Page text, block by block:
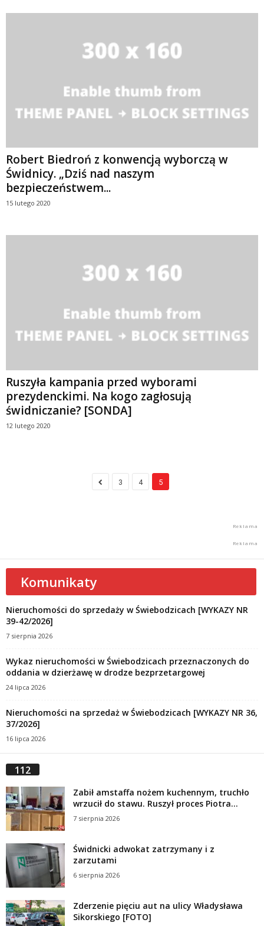
Robert Biedroń z konwencją wyborczą w
Świdnicy. „Dziś nad naszym
bezpieczeństwem...
15 lutego 2020
Ruszyła kampania przed wyborami
prezydenckimi. Na kogo zagłosują
świdniczanie? [SONDA]
12 lutego 2020
3 4 5
Komunikaty
Nieruchomości do sprzedaży w Świebodzicach [WYKAZY NR
39-42/2026]
7 sierpnia 2026
Wykaz nieruchomości w Świebodzicach przeznaczonych do
oddania w dzierżawę w drodze bezprzetargowej
24 lipca 2026
Nieruchomości na sprzedaż w Świebodzicach [WYKAZY NR 36,
37/2026]
16 lipca 2026
112
Zabił amstaffa nożem kuchennym, truchło
wrzucił do stawu. Ruszył proces Piotra...
7 sierpnia 2026
Świdnicki adwokat zatrzymany i z
zarzutami
6 sierpnia 2026
Zderzenie pięciu aut na ulicy Władysława
Sikorskiego [FOTO]